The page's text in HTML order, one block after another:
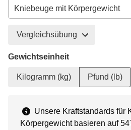
Vergleichsübung
Gewichtseinheit
Kilogramm (kg) Pfund (lb)
Unsere Kraftstandards für
Körpergewicht basieren auf